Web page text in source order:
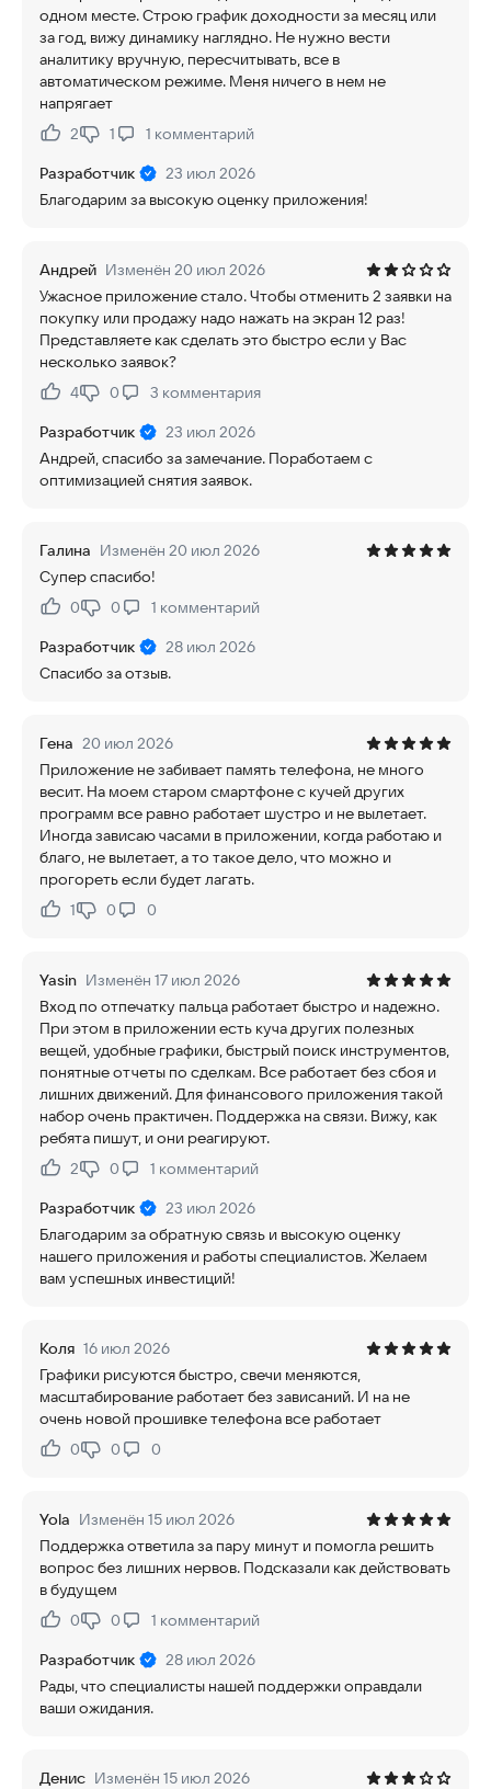
одном месте. Строю график доходности за месяц или
за год, вижу динамику наглядно. Не нужно вести
аналитику вручную, пересчитывать, все в
автоматическом режиме. Меня ничего в нем не
напрягает
Нравится:
2Не нравится:
1 1 комментарий
Разработчик
23 июл 2026
Благодарим за высокую оценку приложения!
Андрей Изменён 20 июл 2026
Ужасное приложение стало. Чтобы отменить 2 заявки на
покупку или продажу надо нажать на экран 12 раз!
Представляете как сделать это быстро если у Вас
несколько заявок?
Нравится:
4Не нравится:
0 3 комментария
Разработчик
23 июл 2026
Андрей, спасибо за замечание. Поработаем с
оптимизацией снятия заявок.
Галина Изменён 20 июл 2026
Супер спасибо!
Нравится:
0Не нравится:
0 1 комментарий
Разработчик
28 июл 2026
Спасибо за отзыв.
Гена 20 июл 2026
Приложение не забивает память телефона, не много
весит. На моем старом смартфоне с кучей других
программ все равно работает шустро и не вылетает.
Иногда зависаю часами в приложении, когда работаю и
благо, не вылетает, а то такое дело, что можно и
прогореть если будет лагать.
Нравится:
1Не нравится:
0 0
Yasin Изменён 17 июл 2026
Вход по отпечатку пальца работает быстро и надежно.
При этом в приложении есть куча других полезных
вещей, удобные графики, быстрый поиск инструментов,
понятные отчеты по сделкам. Все работает без сбоя и
лишних движений. Для финансового приложения такой
набор очень практичен. Поддержка на связи. Вижу, как
ребята пишут, и они реагируют.
Нравится:
2Не нравится:
0 1 комментарий
Разработчик
23 июл 2026
Благодарим за обратную связь и высокую оценку
нашего приложения и работы специалистов. Желаем
вам успешных инвестиций!
Коля 16 июл 2026
Графики рисуются быстро, свечи меняются,
масштабирование работает без зависаний. И на не
очень новой прошивке телефона все работает
Нравится:
0Не нравится:
0 0
Yola Изменён 15 июл 2026
Поддержка ответила за пару минут и помогла решить
вопрос без лишних нервов. Подсказали как действовать
в будущем
Нравится:
0Не нравится:
0 1 комментарий
Разработчик
28 июл 2026
Рады, что специалисты нашей поддержки оправдали
ваши ожидания.
Денис Изменён 15 июл 2026